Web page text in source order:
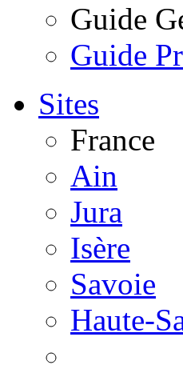
Guide
Guide
Sites
France
Ain
Jura
Isère
Savoie
Haute-